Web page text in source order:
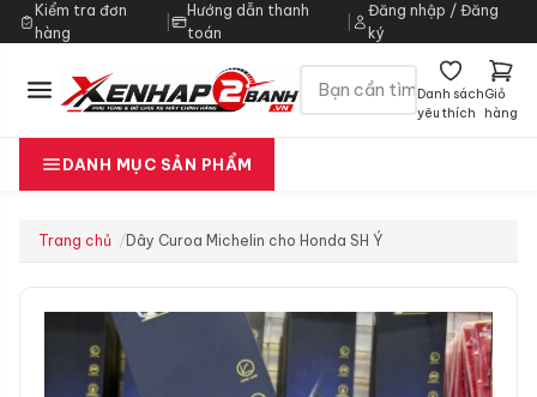
Kiểm tra đơn
hàng
|
Hướng dẫn thanh
toán
Đăng nhập / Đăng
ký
Danh sách
yêu thích
Giỏ
hàng
DANH MỤC SẢN PHẨM
Trang chủ Dây Curoa Michelin cho Honda SH Ý